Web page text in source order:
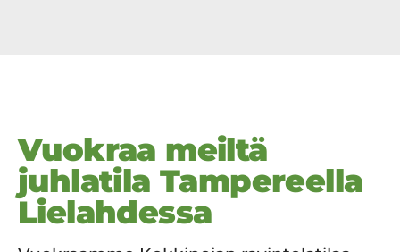
Vuokraa meiltä
juhlatila Tampereella
Lielahdessa